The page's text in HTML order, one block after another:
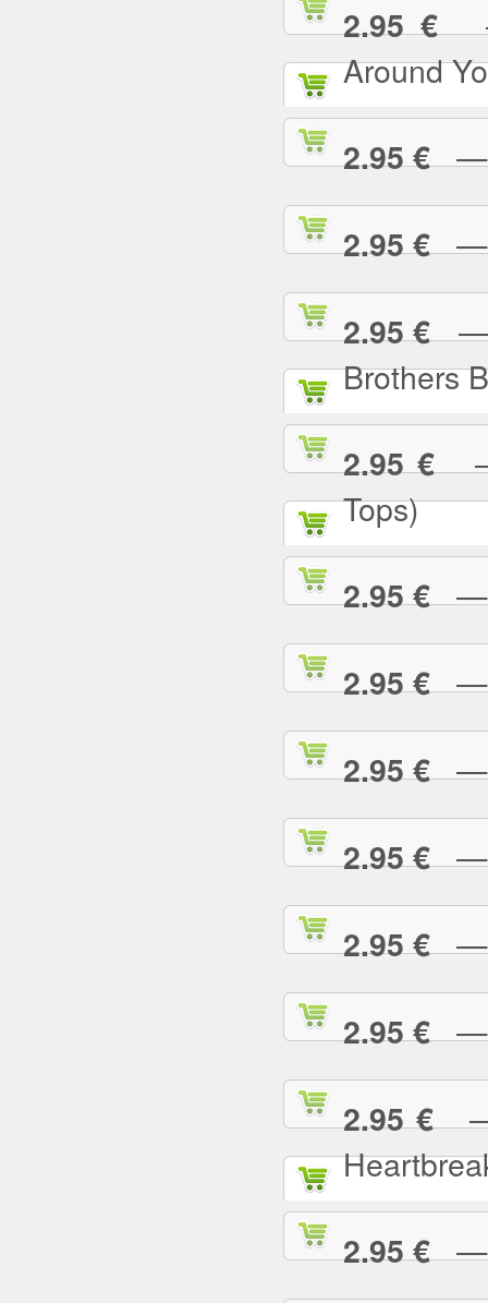
2.95 €—
Around
2.95 €—
2.95 €—
2.95 €—
Brothers
2.95 €—
Tops)
2.95 €—
2.95 €—
2.95 €—
2.95 €—
2.95 €—
2.95 €—
2.95 €—
2.95 €—